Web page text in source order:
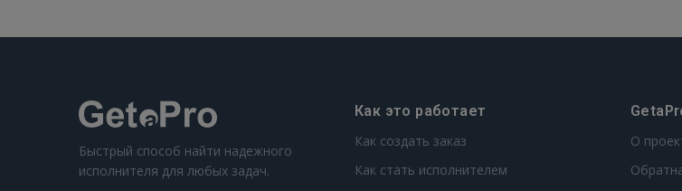
Быстрый способ найти надежного
исполнителя для любых задач.
Как это работает
Как создать заказ
Как стать исполнителем
О